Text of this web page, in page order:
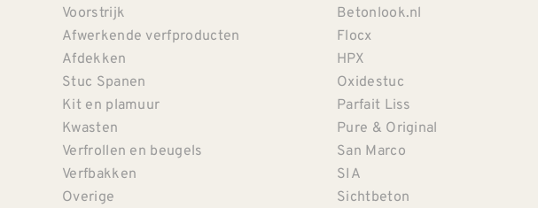
Voorstrijk
Afwerkende verfproducten
Afdekken
Stuc Spanen
Kit en plamuur
Kwasten
Verfrollen en beugels
Verfbakken
Overige
Betonlook.nl
Flocx
HPX
Oxidestuc
Parfait Liss
Pure & Original
San Marco
SIA
Sichtbeton